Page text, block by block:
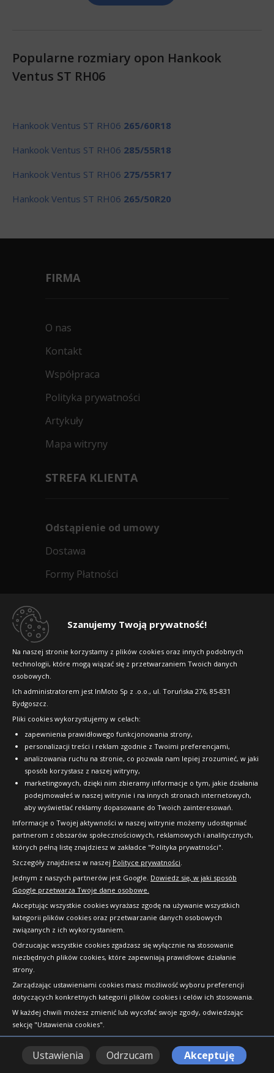
Szanujemy Twoją prywatność!
Na naszej stronie korzystamy z plików cookies oraz innych podobnych
technologii, które mogą wiązać się z przetwarzaniem Twoich danych
osobowych.
Ich administratorem jest InMoto Sp z .o.o., ul. Toruńska 276, 85-831
Bydgoszcz.
Pliki cookies wykorzystujemy w celach:
zapewnienia prawidłowego funkcjonowania strony,
personalizacji treści i reklam zgodnie z Twoimi preferencjami,
analizowania ruchu na stronie, co pozwala nam lepiej zrozumieć, w jaki
sposób korzystasz z naszej witryny,
marketingowych, dzięki nim zbieramy informacje o tym, jakie działania
podejmowałeś w naszej witrynie i na innych stronach internetowych,
aby wyświetlać reklamy dopasowane do Twoich zainteresowań.
Informacje o Twojej aktywności w naszej witrynie możemy udostępniać
partnerom z obszarów społecznościowych, reklamowych i analitycznych,
których pełną listę znajdziesz w zakładce "Polityka prywatności".
Szczegóły znajdziesz w naszej Polityce prywatności.
Jednym z naszych partnerów jest Google. Dowiedz się, w jaki sposób
Google przetwarza Twoje dane osobowe.
Akceptując wszystkie cookies wyrażasz zgodę na używanie wszystkich
kategorii plików cookies oraz przetwarzanie danych osobowych
związanych z ich wykorzystaniem.
Odrzucając wszystkie cookies zgadzasz się wyłącznie na stosowanie
niezbędnych plików cookies, które zapewniają prawidłowe działanie
strony.
Zarządzając ustawieniami cookies masz możliwość wyboru preferencji
dotyczących konkretnych kategorii plików cookies i celów ich stosowania.
W każdej chwili możesz zmienić lub wycofać swoje zgody, odwiedzając
sekcję "Ustawienia cookies".
Ustawienia Odrzucam Akceptuję
Popularne rozmiary opon Hankook
Ventus ST RH06
Hankook Ventus ST RH06 265/60R18
Hankook Ventus ST RH06 285/55R18
Hankook Ventus ST RH06 275/55R17
Hankook Ventus ST RH06 265/50R20
FIRMA
O nas
Kontakt
Współpraca
Polityka prywatności
Artykuły
Mapa witryny
STREFA KLIENTA
Odstąpienie od umowy
Dostawa
Formy Płatności
Dlaczego warto kupić w 24opony.pl
Raty
FAQ
OFICJALNY PARTNER
Copyright © 2010-2026 24opony.pl. Wszelkie